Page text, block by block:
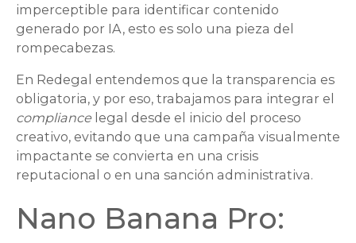
imperceptible para identificar contenido
generado por IA, esto es solo una pieza del
rompecabezas.
En Redegal entendemos que la transparencia es
obligatoria, y por eso, trabajamos para integrar el
compliancelegal desde el inicio del proceso
creativo, evitando que una campaña visualmente
impactante se convierta en una crisis
reputacional o en una sanción administrativa.
Nano Banana Pro: